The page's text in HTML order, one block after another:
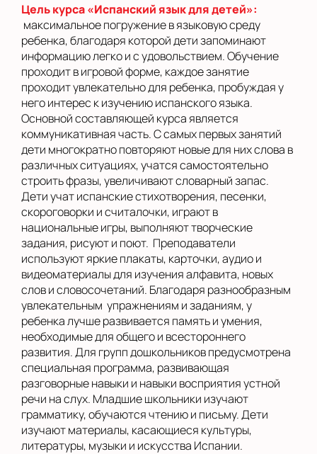
Цель курса «Испанский язык для детей»:
максимальное погружение в языковую среду
ребенка, благодаря которой дети запоминают
информацию легко и с удовольствием. Обучение
проходит в игровой форме, каждое занятие
проходит увлекательно для ребенка, пробуждая у
него интерес к изучению испанского языка.
Основной составляющей курса является
коммуникативная часть. С самых первых занятий
дети многократно повторяют новые для них слова в
различных ситуациях, учатся самостоятельно
строить фразы, увеличивают словарный запас.
Дети учат испанские стихотворения, песенки,
скороговорки и считалочки, играют в
национальные игры, выполняют творческие
задания, рисуют и поют. Преподаватели
используют яркие плакаты, карточки, аудио и
видеоматериалы для изучения алфавита, новых
слов и словосочетаний. Благодаря разнообразным
увлекательным упражнениям и заданиям, у
ребенка лучше развивается память и умения,
необходимые для общего и всестороннего
развития. Для групп дошкольников предусмотрена
специальная программа, развивающая
разговорные навыки и навыки восприятия устной
речи на слух. Младшие школьники изучают
грамматику, обучаются чтению и письму. Дети
изучают материалы, касающиеся культуры,
литературы, музыки и искусства Испании.